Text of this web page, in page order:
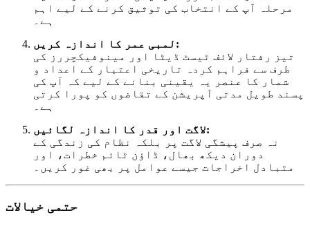
مرحلہ آپ کے انتخاب کی توثیق کرنے کے لیے اہم
ہے۔
لمبی عمر کا اندازہ کریں:
تیز رفتار لائف ٹیسٹ ڈیٹا اور مینوفیکچررز کی
طرف سے فراہم کردہ تاریخی اعتبار کے اعداد و
شمار کا عنصر یہ یقینی بنانے کے لیے کہ آپ کی
پسند طویل مدتی آپریشن کے تقاضوں کو پورا کرتی
ہے۔
لاگت اور قدر کا اندازہ لگائیں:
نہ صرف پیشگی لاگت پر بلکہ نظام کی زندگی کے
دوران دیکھ بھال، ڈاؤن ٹائم خطرات، اور
متبادل اخراجات جیسے عوامل پر بھی غور کریں۔
حتمی خیالات